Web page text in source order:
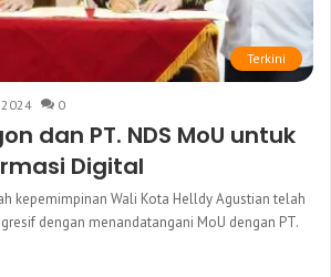
Terkini
0
dan PT. NDS MoU untuk
Digital
kepemimpinan Wali Kota Helldy Agustian telah
dengan menandatangani MoU dengan PT.